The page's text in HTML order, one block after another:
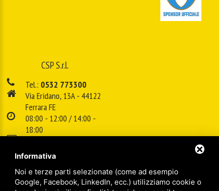
CSP S.r.l.
Tel.: 0532 773300
Via Eridano, 13A - 44122
Ferrara FE
08:00 - 12:00 / 14:00 -
18:00
info@cspsrl.biz
Sitemap / Privacy policy/Legal
Informativa
Noi e terze parti selezionate (come ad esempio
Google, Facebook, LinkedIn, ecc.) utilizziamo cookie o